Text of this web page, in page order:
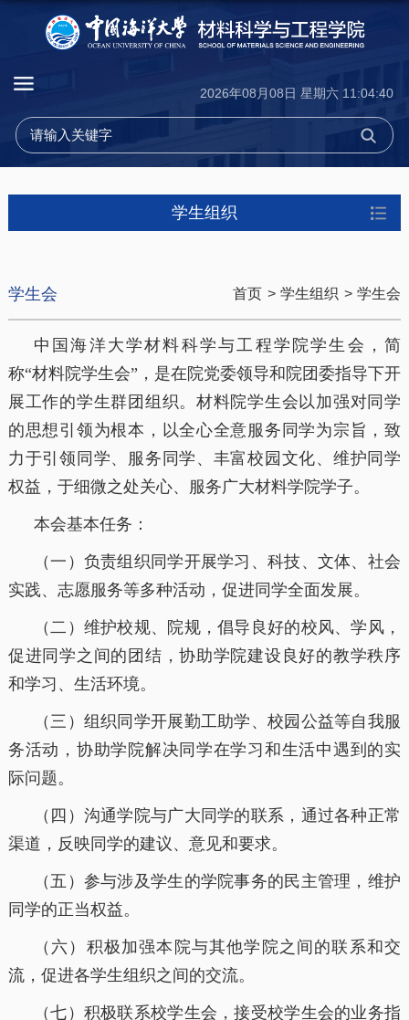
2026年08月08日 星期六 11:04:40
学生组织
首页 > 学生组织 > 学生会
学生会
中国海洋大学材料科学与工程学院学生会，简
称“材料院学生会”，是在院党委领导和院团委指导下开
展工作的学生群团组织。材料院学生会以加强对同学
的思想引领为根本，以全心全意服务同学为宗旨，致
力于引领同学、服务同学、丰富校园文化、维护同学
权益，于细微之处关心、服务广大材料学院学子。
本会基本任务：
（一）负责组织同学开展学习、科技、文体、社会
实践、志愿服务等多种活动，促进同学全面发展。
（二）维护校规、院规，倡导良好的校风、学风，
促进同学之间的团结，协助学院建设良好的教学秩序
和学习、生活环境。
（三）组织同学开展勤工助学、校园公益等自我服
务活动，协助学院解决同学在学习和生活中遇到的实
际问题。
（四）沟通学院与广大同学的联系，通过各种正常
渠道，反映同学的建议、意见和要求。
（五）参与涉及学生的学院事务的民主管理，维护
同学的正当权益。
（六）积极加强本院与其他学院之间的联系和交
流，促进各学生组织之间的交流。
（七）积极联系校学生会，接受校学生会的业务指